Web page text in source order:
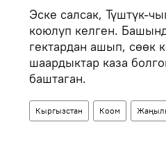
Эске салсак, Түштүк-
коюлуп келген.
гектардан ашып, сөөк
шаардыктар каза
баштаган.
Кыргызстан Коом